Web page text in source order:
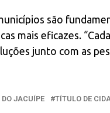
são
mais eficazes.
junto com as
JACUÍPE TÍTULO DE